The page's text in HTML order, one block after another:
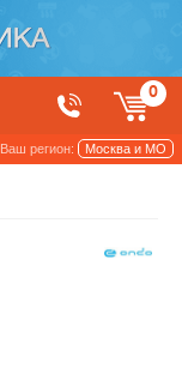
0
Ваш регион: Москва и МО